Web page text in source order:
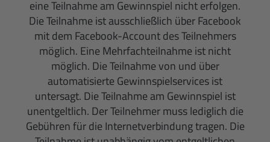
eine Teilnahme am Gewinnspiel nicht erfolgen.
Die Teilnahme ist ausschließlich über Facebook
mit dem Facebook-Account des Teilnehmers
möglich. Eine Mehrfachteilnahme ist nicht
möglich. Die Teilnahme von und über
automatisierte Gewinnspielservices ist
untersagt. Die Teilnahme am Gewinnspiel ist
unentgeltlich. Der Teilnehmer muss lediglich die
Gebühren für die Internetverbindung tragen. Die